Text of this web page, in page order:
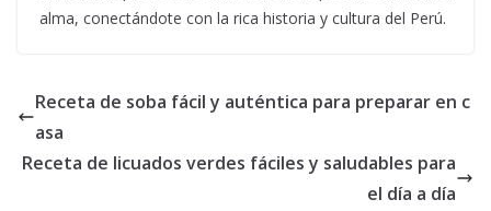
alma, conectándote con la rica historia y cultura del Perú.
Receta de soba fácil y auténtica para preparar en c
asa
Receta de licuados verdes fáciles y saludables para
el día a día